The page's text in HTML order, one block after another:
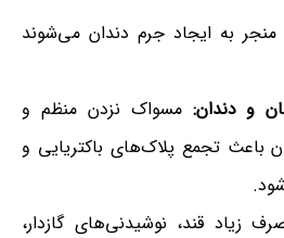
به ایجاد جرم دندان می‌شوند
و دندان: مسواک نزدن منظم و
باعث تجمع پلاک‌های باکتریایی و
زیاد قند، نوشیدنی‌های گازدار،